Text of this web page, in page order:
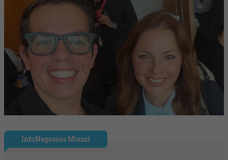
InfoNegocios Miami